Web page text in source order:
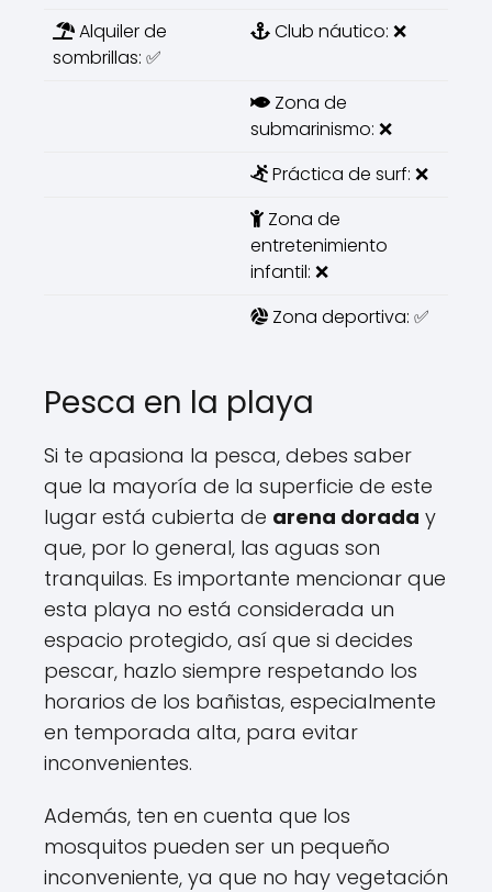
Alquiler de
sombrillas: ✅
Club náutico: ❌
Zona de
submarinismo: ❌
Práctica de surf: ❌
Zona de
entretenimiento
infantil: ❌
Zona deportiva: ✅
Pesca en la playa
Si te apasiona la pesca, debes saber
que la mayoría de la superficie de este
lugar está cubierta de arena dorada y
que, por lo general, las aguas son
tranquilas. Es importante mencionar que
esta playa no está considerada un
espacio protegido, así que si decides
pescar, hazlo siempre respetando los
horarios de los bañistas, especialmente
en temporada alta, para evitar
inconvenientes.
Además, ten en cuenta que los
mosquitos pueden ser un pequeño
inconveniente, ya que no hay vegetación